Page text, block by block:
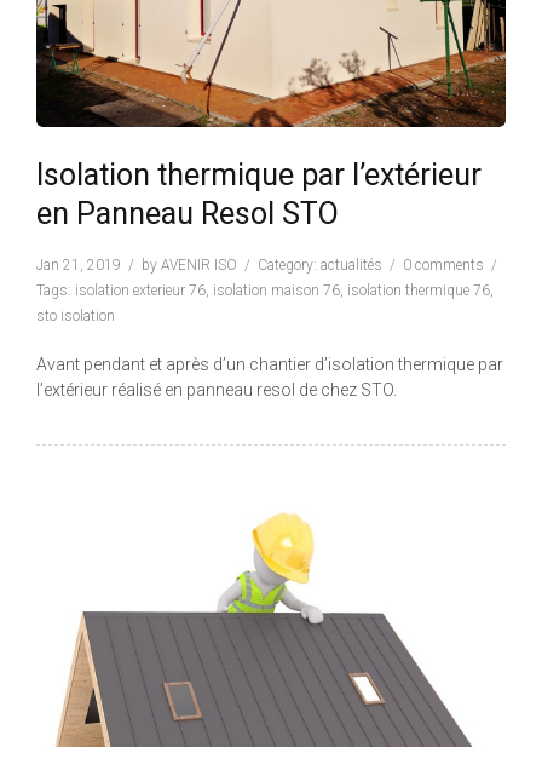
Isolation thermique par l’extérieur
en Panneau Resol STO
Jan 21, 2019 by AVENIR ISO Category: actualités
0 comments
Tags: isolation exterieur 76, isolation maison 76, isolation thermique 76,
sto isolation
Avant pendant et après d’un chantier d’isolation thermique par
l’extérieur réalisé en panneau resol de chez STO.